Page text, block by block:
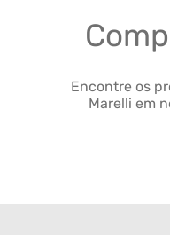
Encontre os
Marelli em